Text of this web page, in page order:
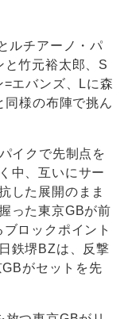
ルチアーノ・パ
と竹元裕太郎、S
エバンズ、Lに森
同様の布陣で挑ん
イクで先制点を
中、互いにサー
した展開のまま
った東京GBが前
ロックポイント
鉄堺BZは、反撃
がセットを先